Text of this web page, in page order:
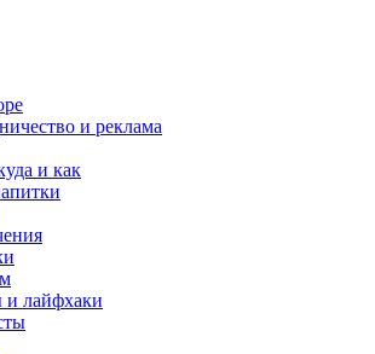
и реклама
и как
и лайфхаки